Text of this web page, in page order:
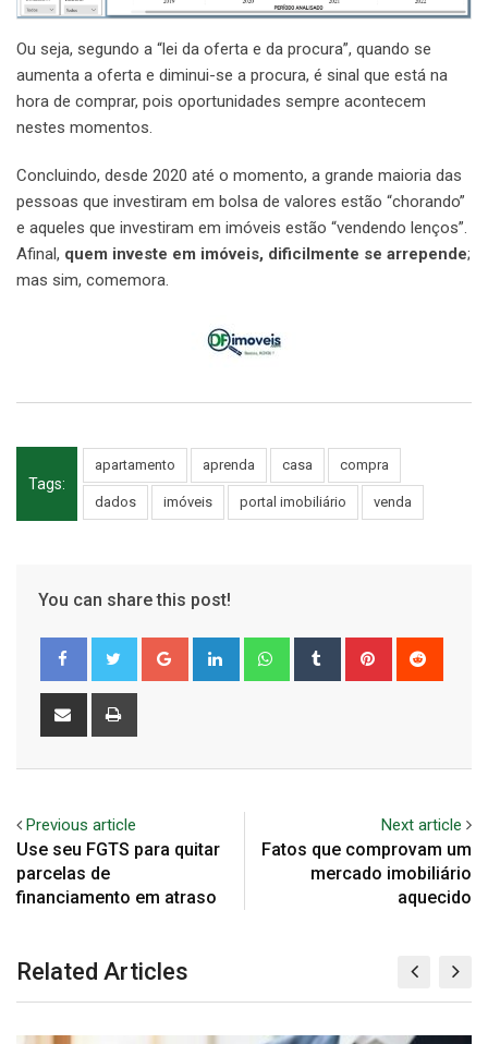
Ou seja, segundo a “lei da oferta e da procura”, quando se
aumenta a oferta e diminui-se a procura, é sinal que está na
hora de comprar, pois oportunidades sempre acontecem
nestes momentos.
Concluindo, desde 2020 até o momento, a grande maioria das
pessoas que investiram em bolsa de valores estão “chorando”
e aqueles que investiram em imóveis estão “vendendo lenços”.
Afinal, quem investe em imóveis, dificilmente se arrepende;
mas sim, comemora.
Tags:
apartamento aprenda casa compra
dados imóveis portal imobiliário venda
You can share this post!
Google+ LinkedIn WhatsappTumblr Pinterest
Share
Previous article
Use seu FGTS para quitar
parcelas de
financiamento em atraso
Next article
Fatos que comprovam um
mercado imobiliário
aquecido
Related Articles